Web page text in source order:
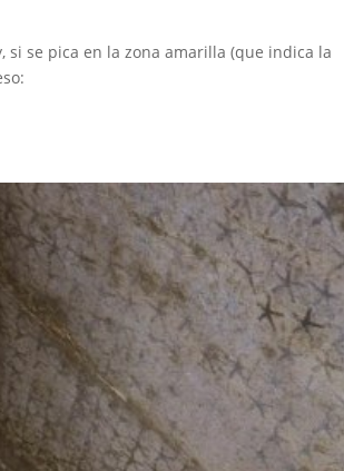
se pica en la zona amarilla (que indica la